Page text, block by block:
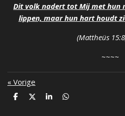
Dit volk nadert tot Mij met hun
lippen, maar hun hart houdt
(Mattheüs
~~~~
« Vorige
D
D
S
D